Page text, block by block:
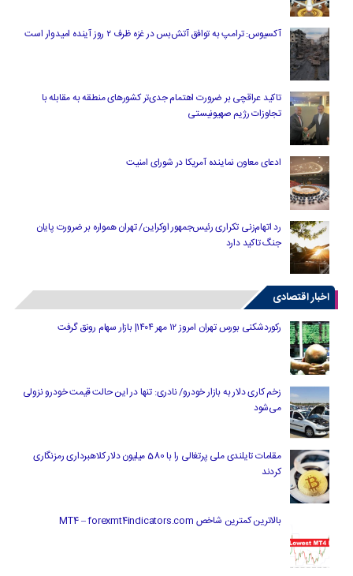
آکسیوس: ترامپ به توافق آتش‌بس در غزه ظرف ۲ روز آینده امیدوار است
تاکید عراقچی بر ضرورت اهتمام جدی‌تر کشورهای منطقه به مقابله با
تجاوزات رژیم صهیونیستی
ادعای معاون نماینده آمریکا در شورای امنیت
رد اتهام‌زنی تکراری رئیس‌جمهور اوکراین/ تهران همواره بر ضرورت پایان
جنگ تاکید دارد
اخبار اقتصادی
رکوردشکنی بورس تهران امروز ۱۲ مهر ۱۴۰۴| بازار سهام رونق گرفت
زخم کاری دلار به بازار خودرو/ نادری: تنها در این حالت قیمت خودرو نزولی
می‌شود
مقامات تایلندی ملی پرتغالی را با 580 میلیون دلار کلاهبرداری رمزنگاری
کردند
بالاترین کمترین شاخص MT4 – forexmt4indicators.com